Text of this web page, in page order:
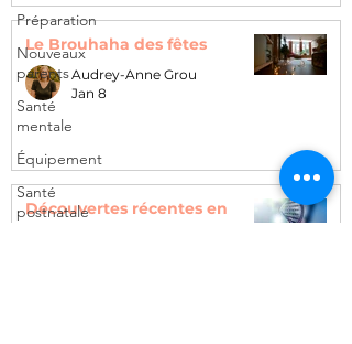
Préparation
Nouveaux
parents
Santé
mentale
Équipement
Santé
postnatale
Le Brouhaha des fêtes
Audrey-Anne Grou
Jan 8
Découvertes récentes en
neurosciences, démographie